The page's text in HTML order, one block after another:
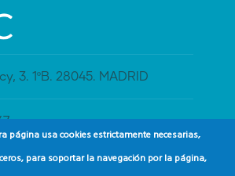
3. 1ºB. 28045. MADRID
página usa cookies estrictamente necesarias,
para soportar la navegación por la página,